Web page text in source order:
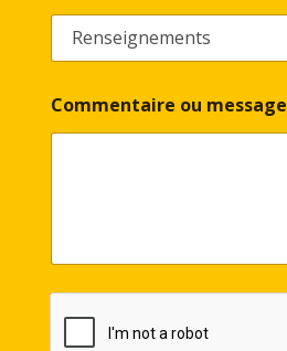
Commentaire ou message